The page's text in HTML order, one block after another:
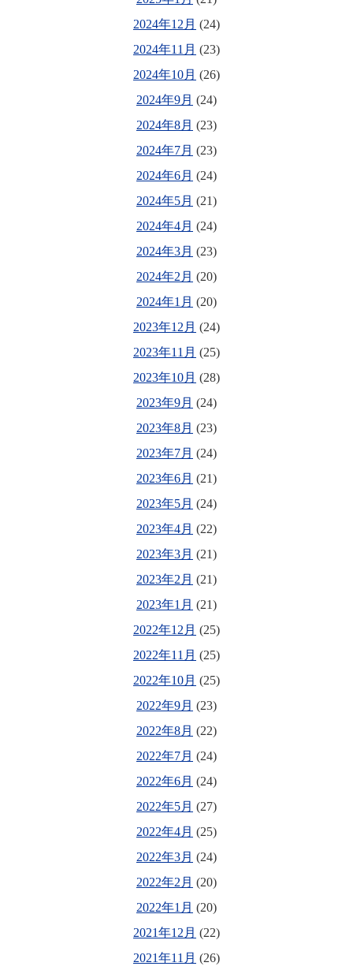
2024年12月 (24)
2024年11月 (23)
2024年10月 (26)
2024年9月 (24)
2024年8月 (23)
2024年7月 (23)
2024年6月 (24)
2024年5月 (21)
2024年4月 (24)
2024年3月 (23)
2024年2月 (20)
2024年1月 (20)
2023年12月 (24)
2023年11月 (25)
2023年10月 (28)
2023年9月 (24)
2023年8月 (23)
2023年7月 (24)
2023年6月 (21)
2023年5月 (24)
2023年4月 (22)
2023年3月 (21)
2023年2月 (21)
2023年1月 (21)
2022年12月 (25)
2022年11月 (25)
2022年10月 (25)
2022年9月 (23)
2022年8月 (22)
2022年7月 (24)
2022年6月 (24)
2022年5月 (27)
2022年4月 (25)
2022年3月 (24)
2022年2月 (20)
2022年1月 (20)
2021年12月 (22)
2021年11月 (26)